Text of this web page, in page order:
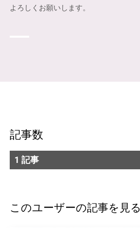
よろしくお願いします。
記事数
1 記事
このユーザーの記事を見る